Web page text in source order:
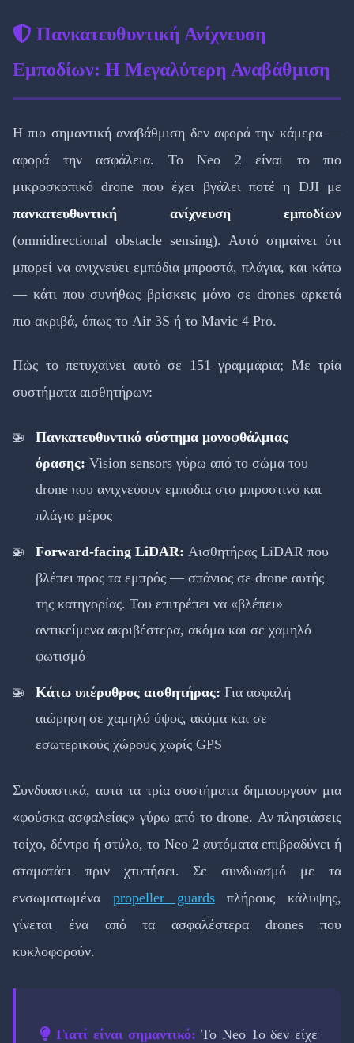
Πανκατευθυντική Ανίχνευση
Εμποδίων: Η Μεγαλύτερη Αναβάθμιση
Η πιο σημαντική αναβάθμιση δεν αφορά την κάμερα —
αφορά την ασφάλεια. Το Neo 2 είναι το πιο
μικροσκοπικό drone που έχει βγάλει ποτέ η DJI με
πανκατευθυντική ανίχνευση εμποδίων
(omnidirectional obstacle sensing). Αυτό σημαίνει ότι
μπορεί να ανιχνεύει εμπόδια μπροστά, πλάγια, και κάτω
— κάτι που συνήθως βρίσκεις μόνο σε drones αρκετά
πιο ακριβά, όπως το Air 3S ή το Mavic 4 Pro.
Πώς το πετυχαίνει αυτό σε 151 γραμμάρια; Με τρία
συστήματα αισθητήρων:
Πανκατευθυντικό σύστημα μονοφθάλμιας
όρασης: Vision sensors γύρω από το σώμα του
drone που ανιχνεύουν εμπόδια στο μπροστινό και
πλάγιο μέρος
Forward-facing LiDAR: Αισθητήρας LiDAR που
βλέπει προς τα εμπρός — σπάνιος σε drone αυτής
της κατηγορίας. Του επιτρέπει να «βλέπει»
αντικείμενα ακριβέστερα, ακόμα και σε χαμηλό
φωτισμό
Κάτω υπέρυθρος αισθητήρας: Για ασφαλή
αιώρηση σε χαμηλό ύψος, ακόμα και σε
εσωτερικούς χώρους χωρίς GPS
Συνδυαστικά, αυτά τα τρία συστήματα δημιουργούν μια
«φούσκα ασφαλείας» γύρω από το drone. Αν πλησιάσεις
τοίχο, δέντρο ή στύλο, το Neo 2 αυτόματα επιβραδύνει ή
σταματάει πριν χτυπήσει. Σε συνδυασμό με τα
ενσωματωμένα propeller guardsπλήρους κάλυψης,
γίνεται ένα από τα ασφαλέστερα drones που
κυκλοφορούν.
Γιατί είναι σημαντικό: Το Neo 1ο δεν είχε